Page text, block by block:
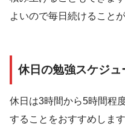
よいので毎日続けることが
休日の勉強スケジュ
休日は3時間から5時間程
することをおすすめしま